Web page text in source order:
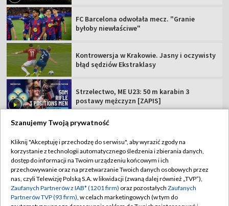
FC Barcelona odwołała mecz. "Granie
byłoby niewłaściwe"
Kontrowersja w Krakowie. Jasny i oczywisty
błąd sędziów Ekstraklasy
Strzelectwo, ME U23: 50 m karabin 3
postawy mężczyzn [ZAPIS]
TVP
Abonament TVP
Sklep TVP
Regulamin TVP
Polityka prywatności
Szanujemy Twoją prywatność
Kliknij "Akceptuję i przechodzę do serwisu", aby wyrazić zgody na
korzystanie z technologii automatycznego śledzenia i zbierania danych,
dostęp do informacji na Twoim urządzeniu końcowym i ich
przechowywanie oraz na przetwarzanie Twoich danych osobowych przez
nas, czyli Telewizję Polską S.A. w likwidacji (zwaną dalej również „TVP”),
Zaufanych Partnerów z IAB* (1201 firm) oraz pozostałych Zaufanych
Partnerów TVP (93 firm), w celach marketingowych (w tym do